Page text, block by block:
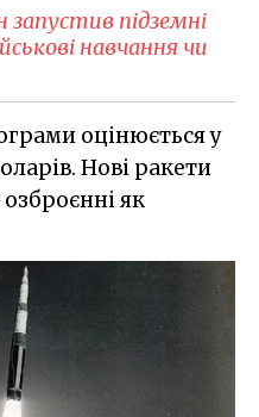
запустив підземні
навчання чи
оцінюється у
Нові ракети
як